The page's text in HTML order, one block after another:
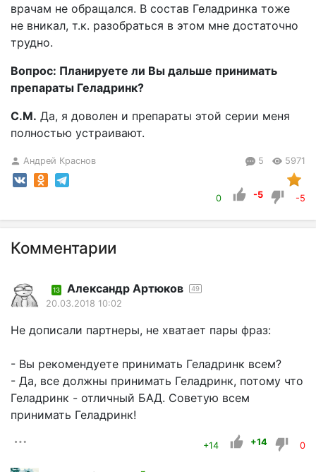
врачам не обращался. В состав Геладринка тоже
не вникал, т.к. разобраться в этом мне достаточно
трудно.
Вопрос: Планируете ли Вы дальше принимать
препараты Геладринк?
С.М. Да, я доволен и препараты этой серии меня
полностью устраивают.
Андрей Краснов 5 5971
0 -5 -5
Комментарии
13 Александр Артюков 49
20.03.2018 10:02
Не дописали партнеры, не хватает пары фраз:
- Вы рекомендуете принимать Геладринк всем?
- Да, все должны принимать Геладринк, потому что
Геладринк - отличный БАД. Советую всем
принимать Геладринк!
+14 +14 0